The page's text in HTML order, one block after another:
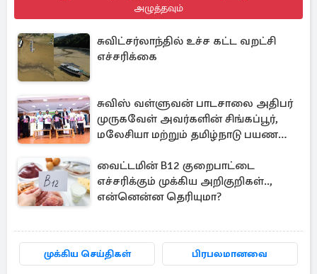
அழுத்தவும்
சுவிட்சர்லாந்தில் உச்ச கட்ட வறட்சி
எச்சரிக்கை
சுவிஸ் வள்ளுவன் பாடசாலை அதிபர்
முருகவேள் அவர்களின் சிங்கப்பூர்,
மலேசியா மற்றும் தமிழ்நாடு பயண
வைட்டமின் B12 குறைபாட்டை
எச்சரிக்கும் முக்கிய அறிகுறிகள்..,
என்னென்ன தெரியுமா?
முக்கிய செய்திகள் பிரபலமானவை